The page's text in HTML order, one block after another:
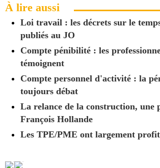
À lire aussi
Loi travail : les décrets sur le
publiés au JO
Compte pénibilité : les
témoignent
Compte personnel d'activité : la
toujours débat
La relance de la construction,
François Hollande
Les TPE/PME ont largement